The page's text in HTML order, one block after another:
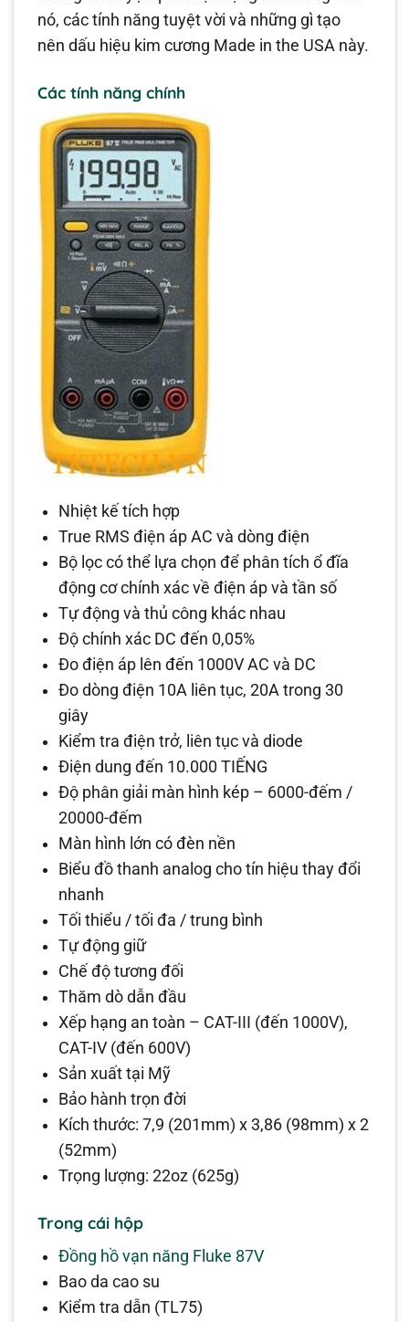
nó, các tính năng tuyệt vời và những gì tạo
nên dấu hiệu kim cương Made in the USA này.
Các tính năng chính
Nhiệt kế tích hợp
True RMS điện áp AC và dòng điện
Bộ lọc có thể lựa chọn để phân tích ổ đĩa
động cơ chính xác về điện áp và tần số
Tự động và thủ công khác nhau
Độ chính xác DC đến 0,05%
Đo điện áp lên đến 1000V AC và DC
Đo dòng điện 10A liên tục, 20A trong 30
giây
Kiểm tra điện trở, liên tục và diode
Điện dung đến 10.000 TIẾNG
Độ phân giải màn hình kép – 6000-đếm /
20000-đếm
Màn hình lớn có đèn nền
Biểu đồ thanh analog cho tín hiệu thay đổi
nhanh
Tối thiểu / tối đa / trung bình
Tự động giữ
Chế độ tương đối
Thăm dò dẫn đầu
Xếp hạng an toàn – CAT-III (đến 1000V),
CAT-IV (đến 600V)
Sản xuất tại Mỹ
Bảo hành trọn đời
Kích thước: 7,9 (201mm) x 3,86 (98mm) x 2
(52mm)
Trọng lượng: 22oz (625g)
Trong cái hộp
Đồng hồ vạn năng Fluke 87V
Bao da cao su
Kiểm tra dẫn (TL75)